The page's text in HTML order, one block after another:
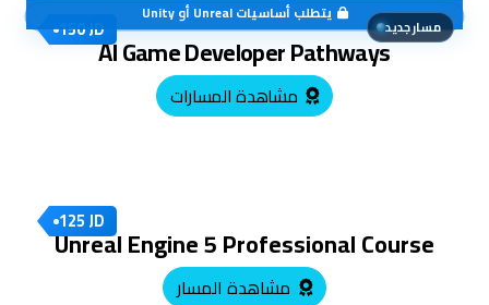
150 JD مسار جديد
يتطلب أساسياتUnrealأوUnity
AI Game Developer Pathways
مشاهدة المسارات
125 JD
Unreal Engine 5 Professional Course
مشاهدة المسار